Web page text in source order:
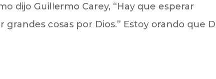
dijo Guillermo Carey, “Hay que esperar
cosas por Dios.” Estoy orando que